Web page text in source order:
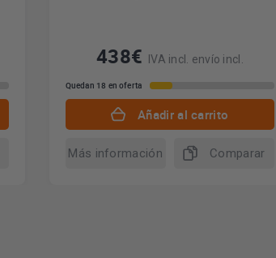
438€ IVA incl. envío incl.
Quedan 18 en oferta
Añadir al carrito
Más información Comparar